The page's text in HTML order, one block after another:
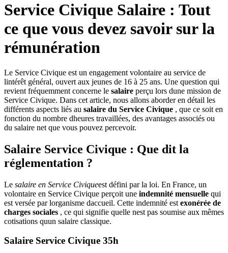
Service Civique Salaire : Tout
ce que vous devez savoir sur la
rémunération
Le Service Civique est un engagement volontaire au service de
lintérêt général, ouvert aux jeunes de 16 à 25 ans. Une question qui
revient fréquemment concerne le salaire perçu lors dune mission de
Service Civique. Dans cet article, nous allons aborder en détail les
différents aspects liés au salaire du Service Civique , que ce soit en
fonction du nombre dheures travaillées, des avantages associés ou
du salaire net que vous pouvez percevoir.
Salaire Service Civique : Que dit la
réglementation ?
Le salaire en Service Civiqueest défini par la loi. En France, un
volontaire en Service Civique perçoit une indemnité mensuelle qui
est versée par lorganisme daccueil. Cette indemnité est exonérée de
charges sociales , ce qui signifie quelle nest pas soumise aux mêmes
cotisations quun salaire classique.
Salaire Service Civique 35h